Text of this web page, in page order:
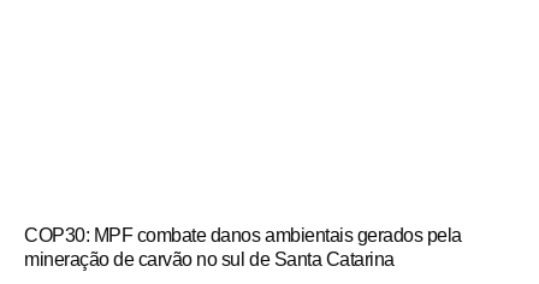
COP30: MPF combate danos ambientais gerados pela
mineração de carvão no sul de Santa Catarina